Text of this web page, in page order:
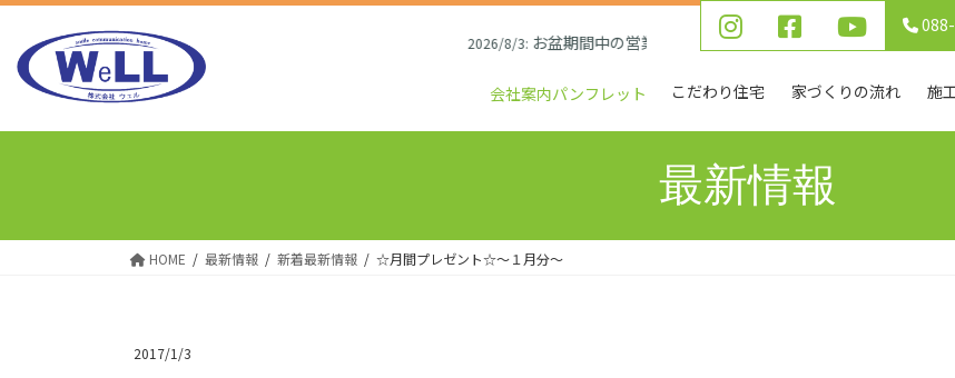
コ
ナ
2026/8/3:お盆期間中の営業について
会社案内パンフレット こだわり住宅 家づくりの流れ 施
最新情報
HOME 最新情報 新着最新情報 ☆月間プレゼント☆～１月分～
2017/1/3